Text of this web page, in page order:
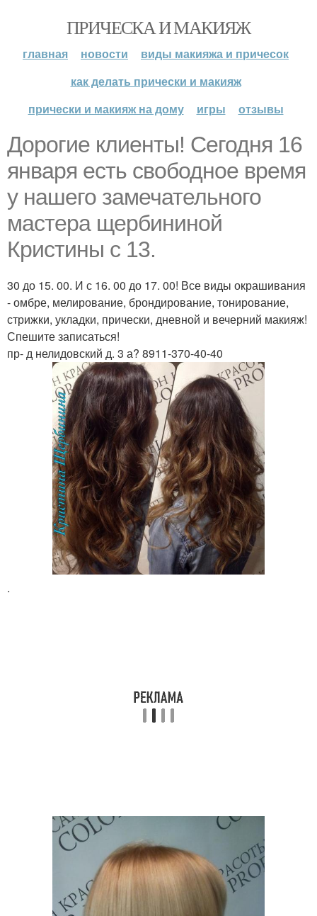
ПРИЧЕСКА И МАКИЯЖ
главная новости
виды макияжа и причесок
как делать прически и макияж
прически и макияж на дому
игры отзывы
Дорогие клиенты! Сегодня 16
января есть свободное время
у нашего замечательного
мастера щербининой
Кристины с 13.
30 до 15. 00. И с 16. 00 до 17. 00! Все виды окрашивания
- омбре, мелирование, брондирование, тонирование,
стрижки, укладки, прически, дневной и вечерний макияж!
Спешите записаться!
пр- д нелидовский д. 3 а? 8911-370-40-40
.